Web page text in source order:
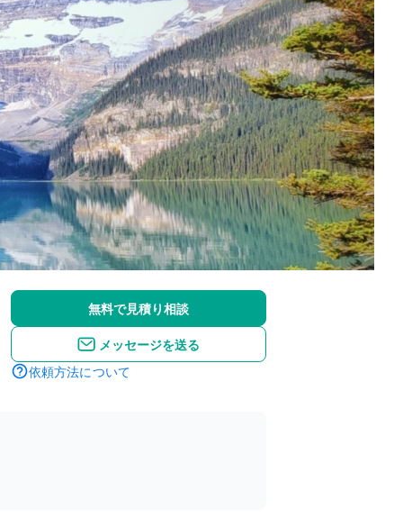
無料で見積り相談
メッセージを送る
依頼方法について